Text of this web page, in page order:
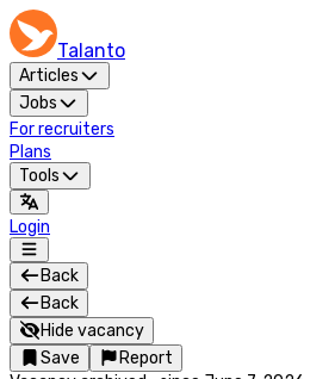
Talanto
Articles
Jobs
For recruiters
Plans
Tools
Login
Back
Back
Hide vacancy
Save
Report